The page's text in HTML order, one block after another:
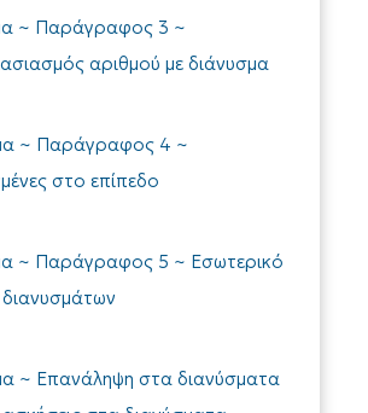
~ Παράγραφος 3 ~
αριθμού με διάνυσμα
~ Παράγραφος 4 ~
στο επίπεδο
~ Παράγραφος 5 ~ Εσωτερικό
διανυσμάτων
~ Επανάληψη στα διανύσματα